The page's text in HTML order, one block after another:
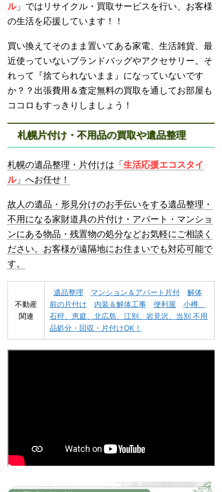
砂川不用品回収 帯広・十勝不用品回収
名寄市不用品回収 士別市不用品回収
深川市不用品回収 夕張市不用品回収
ル」ではリサイクル・買取サービスを行い、お客様
の生活を応援しています！！
買い換えてそのまま置いてある家電、生活雑貨、最
近使っていないブランドバッグやアクセサリー。そ
れって『捨てられないまま』になっていないです
か？？出張費用＆査定無料の買取を通してお部屋も
ココロもすっきりしましょう！
札幌片付け・不用品の買取や遺品整理
札幌の遺品整理・片付けは「生活応援エコスタイ
ル」へお任せ！
故人の遺品・形見分けのお手伝いをする遺品整理・
不用になる家財道具の片付け・アパート・マンショ
ンにある物品・残置物の処分などお気軽にご相談く
ださい。お客様が遠隔地にお住まいでも対応可能で
す。
不動産
関連
遺品整理 マンション＆アパート片付
解体
前の片付け
内装＆解体工事 便利屋
小樽、
石狩、恵庭、北広島、江別、岩見沢、当別 不用
品処分・回収・片付けOK！